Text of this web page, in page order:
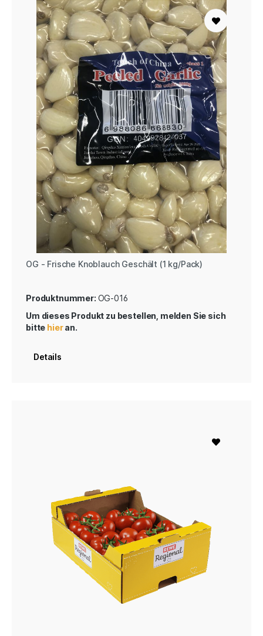
OG - Frische Knoblauch Geschält (1 kg/Pack)
Produktnummer: OG-016
Um dieses Produkt zu bestellen, melden Sie sich
bitte hieran.
Details